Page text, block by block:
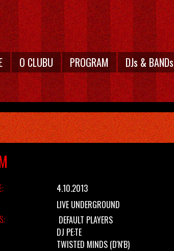
O CLUBU PROGRAM DJs & BANDs
4.10.2013
LIVE UNDERGROUND
DEFAULT PLAYERS
DJ PE:TE
TWISTED MINDS (D'N'B)